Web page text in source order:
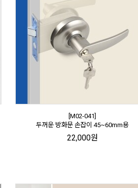
[M02-041]
두꺼운 방화문 손잡이 45~60mm용
22,000원